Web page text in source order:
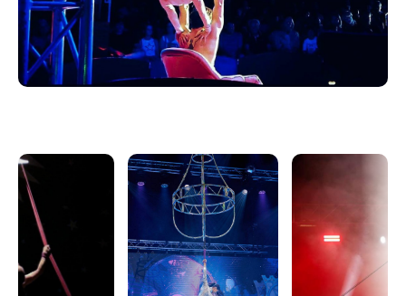
Door middel van spectaculaire en poëtische acts
vertelt de show het verhaal van de mensheid die de
wetten van de natuur trotseert, haar vermogen om te
stijgen, te vallen en vervolgens weer op te staan. Elke
dankzij hun fysieke, mentale en artistieke vermogens.
GRAVITY is een ode aan het menselijk lichaam, moed
en doorzettingsvermogen.
Een intense, visuele en gezinsvriendelijke show die
ons eraan herinnert dat wanneer talent en passie
samenkomen, zelfs de zwaartekracht getrotseerd